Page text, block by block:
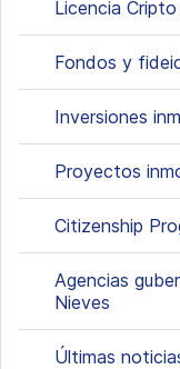
Licencia
Fondos y
Inversiones
Proyectos
Citizenship
Agencias
Nieves
Últimas